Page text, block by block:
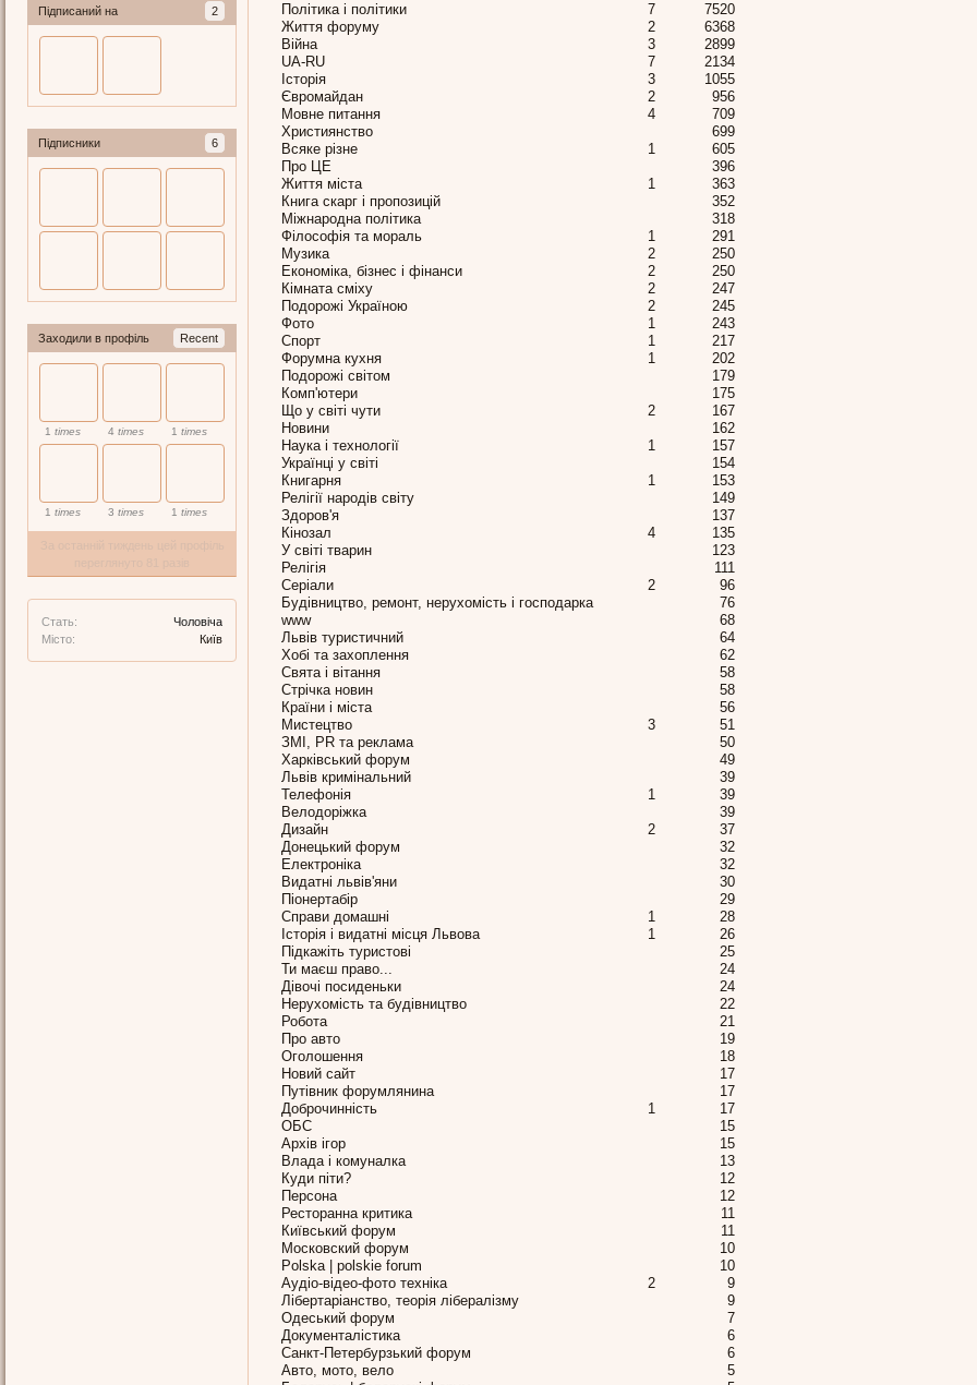
Підписаний на 2
Підписники 6
Заходили в профіль Recent
1 times 4 times 1 times
1 times 3 times 1 times
Стать:
Чоловіча
Місто:
Київ
Політика і політики
7
7520
Життя форуму
2
6368
Війна
3
2899
UA-RU
7
2134
Історія
3
1055
Євромайдан
2
956
Мовне питання
4
709
Християнство
699
Всяке різне
1
605
Про ЦЕ
396
Життя міста
1
363
Книга скарг і пропозицій
352
Міжнародна політика
318
Філософія та мораль
1
291
Музика
2
250
Економіка, бізнес і фінанси
2
250
Кімната сміху
2
247
Подорожі Україною
2
245
Фото
1
243
Спорт
1
217
Форумна кухня
1
202
Подорожі світом
179
Комп'ютери
175
Що у світі чути
2
167
Новини
162
Наука і технології
1
157
Українці у світі
154
Книгарня
1
153
Релігії народів світу
149
Здоров'я
137
Кінозал
4
135
У світі тварин
123
Релігія
111
Серіали
2
96
Будівництво, ремонт, нерухомість і господарка
76
www
68
Львів туристичний
64
Хобі та захоплення
62
Свята і вітання
58
Стрічка новин
58
Країни і міста
56
Мистецтво
3
51
ЗМІ, PR та реклама
50
Харківський форум
49
Львів кримінальний
39
Телефонія
1
39
Велодоріжка
39
Дизайн
2
37
Донецький форум
32
Електроніка
32
Видатні львів'яни
30
Піонертабір
29
Справи домашні
1
28
Історія і видатні місця Львова
1
26
Підкажіть туристові
25
Ти маєш право...
24
Дівочі посиденьки
24
Нерухомість та будівництво
22
Робота
21
Про авто
19
Оголошення
18
Новий сайт
17
Путівник форумлянина
17
Доброчинність
1
17
ОБС
15
Архів ігор
15
Влада і комуналка
13
Куди піти?
12
Персона
12
Ресторанна критика
11
Київський форум
11
Московский форум
10
Polska | polskie forum
10
Аудіо-відео-фото техніка
2
9
Лібертаріанство, теорія лібералізму
9
Одеський форум
7
Документалістика
6
Санкт-Петербурзький форум
6
Авто, мото, вело
5